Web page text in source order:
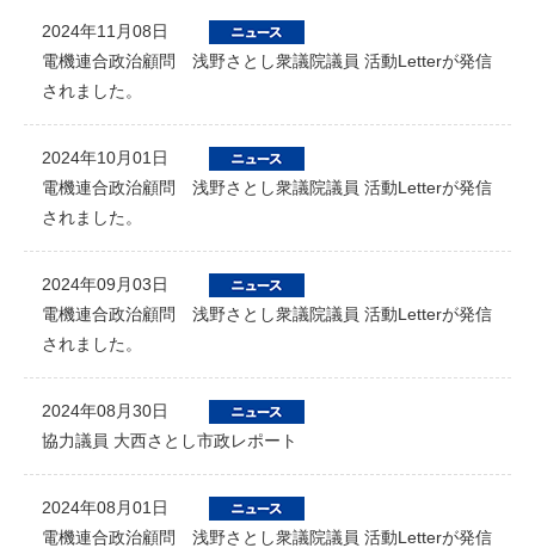
2024年11月08日
電機連合政治顧問 浅野さとし衆議院議員 活動Letterが発信
されました。
2024年10月01日
電機連合政治顧問 浅野さとし衆議院議員 活動Letterが発信
されました。
2024年09月03日
電機連合政治顧問 浅野さとし衆議院議員 活動Letterが発信
されました。
2024年08月30日
協力議員 大西さとし市政レポート
2024年08月01日
電機連合政治顧問 浅野さとし衆議院議員 活動Letterが発信